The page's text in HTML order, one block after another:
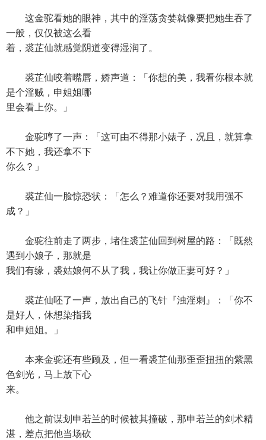
这金驼看她的眼神，其中的淫荡贪婪就像要把她生吞了
一般，仅仅被这么看
着，裘芷仙就感觉阴道变得湿润了。
裘芷仙咬着嘴唇，娇声道：「你想的美，我看你根本就
是个淫贼，申姐姐哪
里会看上你。」
金驼哼了一声：「这可由不得那小婊子，况且，就算拿
不下她，我还拿不下
你么？」
裘芷仙一脸惊恐状：「怎么？难道你还要对我用强不
成？」
金驼往前走了两步，堵住裘芷仙回到树屋的路：「既然
遇到小娘子，那就是
我们有缘，裘姑娘何不从了我，我让你做正妻可好？」
裘芷仙呸了一声，放出自己的飞针『浊淫刺』：「你不
是好人，休想染指我
和申姐姐。」
本来金驼还有些顾及，但一看裘芷仙那歪歪扭扭的紫黑
色剑光，马上放下心
来。
他之前谋划申若兰的时候被其撞破，那申若兰的剑术精
湛，差点把他当场砍